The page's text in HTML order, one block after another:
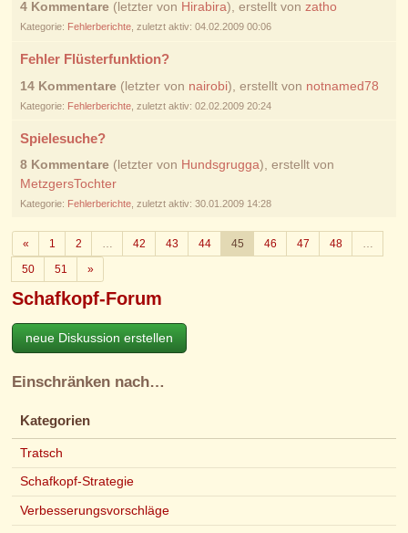
4 Kommentare(letzter von Hirabira), erstellt von zatho
Kategorie: Fehlerberichte, zuletzt aktiv: 04.02.2009 00:06
Fehler Flüsterfunktion?
14 Kommentare(letzter von nairobi), erstellt von notnamed78
Kategorie: Fehlerberichte, zuletzt aktiv: 02.02.2009 20:24
Spielesuche?
8 Kommentare(letzter von Hundsgrugga), erstellt von
MetzgersTochter
Kategorie: Fehlerberichte, zuletzt aktiv: 30.01.2009 14:28
«Zurück
1 2 … 42 43 44 45 46 47 48
…
50
51 »Weiter
Schafkopf-Forum
neue Diskussion erstellen
Einschränken nach…
Kategorien
Tratsch
Schafkopf-Strategie
Verbesserungsvorschläge